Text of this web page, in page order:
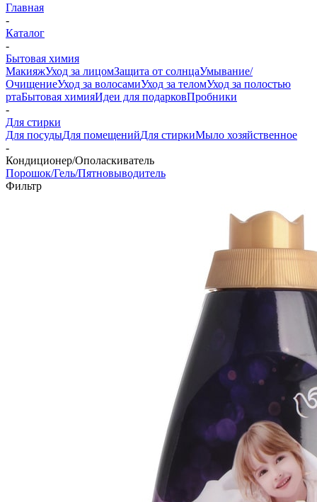
Главная
-
Каталог
-
Бытовая химия
МакияжУход за лицомЗащита от солнцаУмывание/
ОчищениеУход за волосамиУход за теломУход за полостью
ртаБытовая химияИдеи для подарковПробники
-
Для стирки
Для посудыДля помещенийДля стиркиМыло хозяйственное
-
Кондиционер/Ополаскиватель
Порошок/Гель/Пятновыводитель
Фильтр